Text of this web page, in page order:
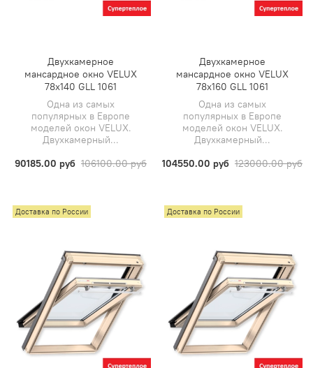
Двухкамерное
мансардное окно VELUX
78х140 GLL 1061
Одна из самых
популярных в Европе
моделей окон VELUX.
Двухкамерный...
90185.00 руб 106100.00 руб
Двухкамерное
мансардное окно VELUX
78х160 GLL 1061
Одна из самых
популярных в Европе
моделей окон VELUX.
Двухкамерный...
104550.00 руб 123000.00 руб
Доставка по России Доставка по России